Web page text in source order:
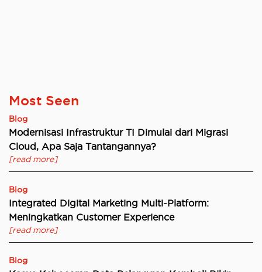
Most Seen
Blog
Modernisasi Infrastruktur TI Dimulai dari Migrasi
Cloud, Apa Saja Tantangannya?
[read more]
Blog
Integrated Digital Marketing Multi-Platform:
Meningkatkan Customer Experience
[read more]
Blog